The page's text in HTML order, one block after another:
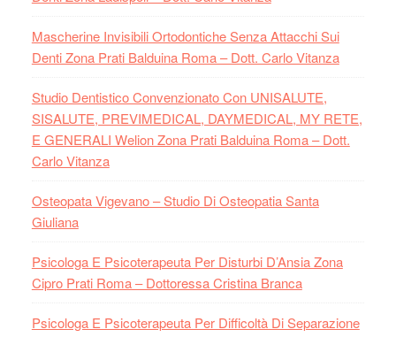
Mascherine Invisibili Ortodontiche Senza Attacchi Sui
Denti Zona Prati Balduina Roma – Dott. Carlo Vitanza
Studio Dentistico Convenzionato Con UNISALUTE,
SISALUTE, PREVIMEDICAL, DAYMEDICAL, MY RETE,
E GENERALI Welion Zona Prati Balduina Roma – Dott.
Carlo Vitanza
Osteopata Vigevano – Studio Di Osteopatia Santa
Giuliana
Psicologa E Psicoterapeuta Per Disturbi D’Ansia Zona
Cipro Prati Roma – Dottoressa Cristina Branca
Psicologa E Psicoterapeuta Per Difficoltà Di Separazione